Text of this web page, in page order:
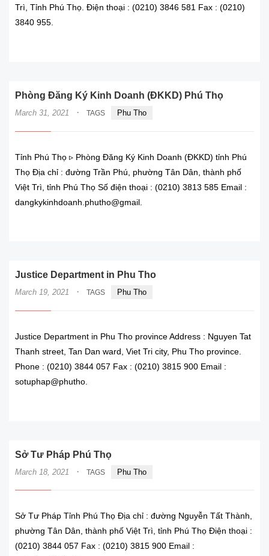
Trì, Tỉnh Phú Thọ. Điện thoại : (0210) 3846 581 Fax : (0210)
3840 955.
Phòng Đăng Ký Kinh Doanh (ĐKKD) Phú Thọ
March 31, 2021 · TAGS Phu Tho
Tỉnh Phú Thọ ▹ Phòng Đăng Ký Kinh Doanh (ĐKKD) tỉnh Phú
Thọ Địa chỉ : đường Trần Phú, phường Tân Dân, thành phố
Việt Trì, tỉnh Phú Thọ Số điện thoại : (0210) 3813 585 Email :
dangkykinhdoanh.phutho@gmail.
Justice Department in Phu Tho
March 19, 2021 · TAGS Phu Tho
Justice Department in Phu Tho province Address : Nguyen Tat
Thanh street, Tan Dan ward, Viet Tri city, Phu Tho province.
Phone : (0210) 3844 057 Fax : (0210) 3815 900 Email :
sotuphap@phutho.
Sở Tư Pháp Phú Thọ
March 18, 2021 · TAGS Phu Tho
Sở Tư Pháp Tỉnh Phú Thọ Địa chỉ : đường Nguyễn Tất Thành,
phường Tân Dân, thành phố Việt Trì, tỉnh Phú Thọ Điện thoại :
(0210) 3844 057 Fax : (0210) 3815 900 Email :